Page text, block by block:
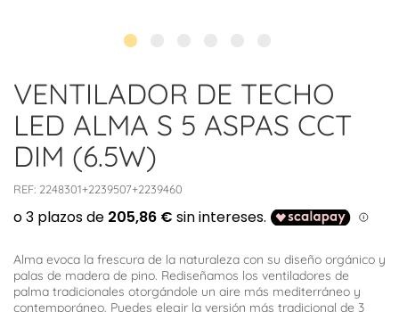
VENTILADOR DE TECHO
LED ALMA S 5 ASPAS CCT
DIM (6.5W)
REF: 2248301+2239507+2239460
Alma evoca la frescura de la naturaleza con su diseño orgánico y
palas de madera de pino. Rediseñamos los ventiladores de
palma tradicionales otorgándole un aire más mediterráneo y
contemporáneo. Puedes elegir la versión más tradicional de 3